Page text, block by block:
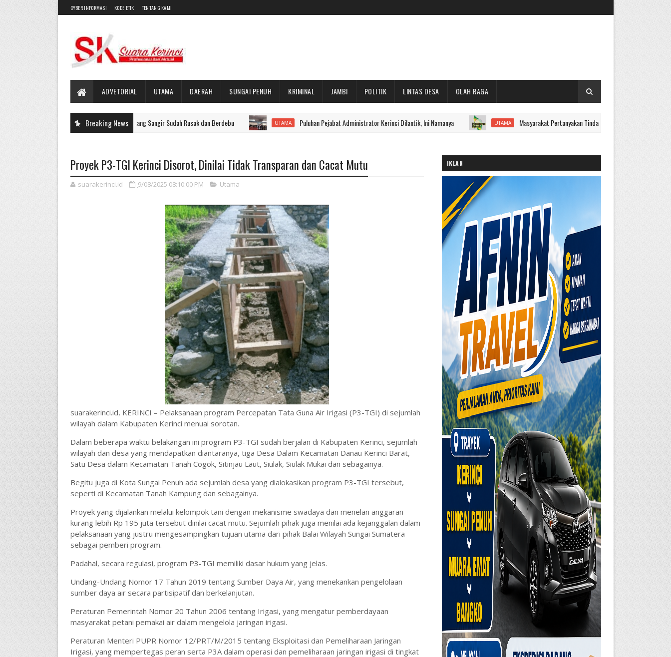
CYBER INFORMASI KODE ETIK TENTANG KAMI
ADVETORIAL UTAMA DAERAH SUNGAI PENUH KRIMINAL JAMBI POLITIK LINTAS DESA OLAH RAGA
Breaking News
UTAMA Baru Dibangun, Jalan Batang Sangir Sudah Rusak dan Berdebu UTAMA Puluhan Pejabat Administrator Kerinci Dilantik, Ini Namanya UTAMA Masyarakat Pertanyakan Tindaklanjut Pemekaran Kabupaten Kerinci
Proyek P3-TGI Kerinci Disorot, Dinilai Tidak Transparan dan Cacat Mutu
suarakerinci.id 9/08/2025 08:10:00 PM Utama
suarakerinci.id, KERINCI – Pelaksanaan program Percepatan Tata Guna Air Irigasi (P3-TGI) di sejumlah
wilayah dalam Kabupaten Kerinci menuai sorotan.
Dalam beberapa waktu belakangan ini program P3-TGI sudah berjalan di Kabupaten Kerinci, sejumlah
wilayah dan desa yang mendapatkan diantaranya, tiga Desa Dalam Kecamatan Danau Kerinci Barat,
Satu Desa dalam Kecamatan Tanah Cogok, Sitinjau Laut, Siulak, Siulak Mukai dan sebagainya.
Begitu juga di Kota Sungai Penuh ada sejumlah desa yang dialokasikan program P3-TGI tersebut,
seperti di Kecamatan Tanah Kampung dan sebagainya.
Proyek yang dijalankan melalui kelompok tani dengan mekanisme swadaya dan menelan anggaran
kurang lebih Rp 195 juta tersebut dinilai cacat mutu. Sejumlah pihak juga menilai ada kejanggalan dalam
pelaksanaan yang justru mengesampingkan tujuan utama dari pihak Balai Wilayah Sungai Sumatera
sebagai pemberi program.
Padahal, secara regulasi, program P3-TGI memiliki dasar hukum yang jelas.
Undang-Undang Nomor 17 Tahun 2019 tentang Sumber Daya Air, yang menekankan pengelolaan
sumber daya air secara partisipatif dan berkelanjutan.
Peraturan Pemerintah Nomor 20 Tahun 2006 tentang Irigasi, yang mengatur pemberdayaan
masyarakat petani pemakai air dalam mengelola jaringan irigasi.
Peraturan Menteri PUPR Nomor 12/PRT/M/2015 tentang Eksploitasi dan Pemeliharaan Jaringan
Irigasi, yang mempertegas peran serta P3A dalam operasi dan pemeliharaan jaringan irigasi di tingkat
IKLAN